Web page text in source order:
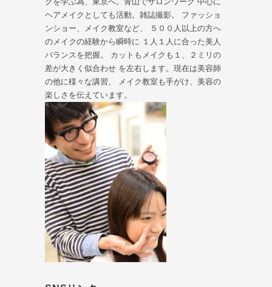
ヘアメイクとしても活動。雑誌撮影。 ファッショ
ンショー、メイク教室など、 ５００人以上の方へ
のメイクの経験から瞬時に １人１人に合った美人
バランスを把握。 カットもメイクも１、２ミリの
差が大きく似合わせ を左右します。現在は美容師
の他に様々な講習、 メイク教室も手がけ、美容の
楽しさを伝えています。